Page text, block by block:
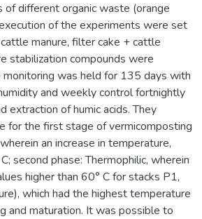
different organic waste (orange
of the experiments were set
manure, filter cake + cattle
stabilization compounds were
was held for 135 days with
and weekly control fortnightly
extraction of humic acids. They
for the first stage of vermicomposting
an increase in temperature,
second phase: Thermophilic, wherein
higher than 60° C for stacks P1,
which had the highest temperature
and maturation. It was possible to